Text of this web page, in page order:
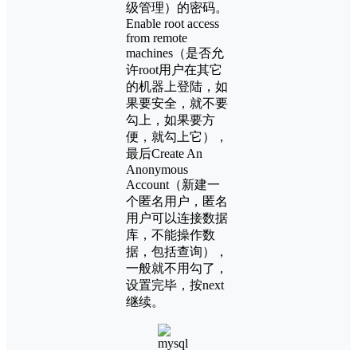
级管理）的密码。
Enable root access
from remote
machines（是否允
许root用户在其它
的机器上登陆，如
果要安全，就不要
勾上，如果要方
便，就勾上它），
最后Create An
Anonymous
Account（新建一
个匿名用户，匿名
用户可以连接数据
库，不能操作数
据，包括查询），
一般就不用勾了，
设置完毕，按next
继续。